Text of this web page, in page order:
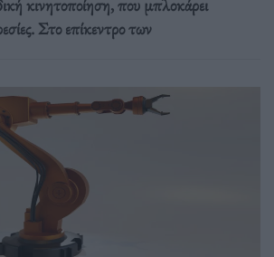
κινητοποίηση, που μπλοκάρει
Στο επίκεντρο των